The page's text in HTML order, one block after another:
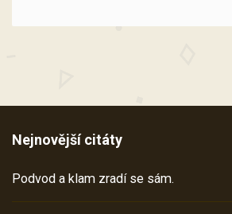
Nejnovější citáty
Podvod a klam zradí se sám.